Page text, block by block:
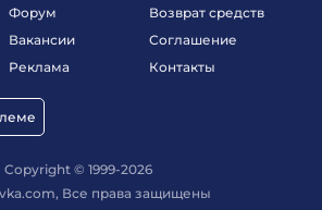
Форум
Вакансии
Реклама
Возврат средств
Соглашение
Контакты
Copyright © 1999-2026
Все права защищены